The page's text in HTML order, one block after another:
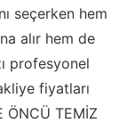
seçerken hem
alır hem de
profesyonel
fiyatları
ÖNCÜ TEMİZ